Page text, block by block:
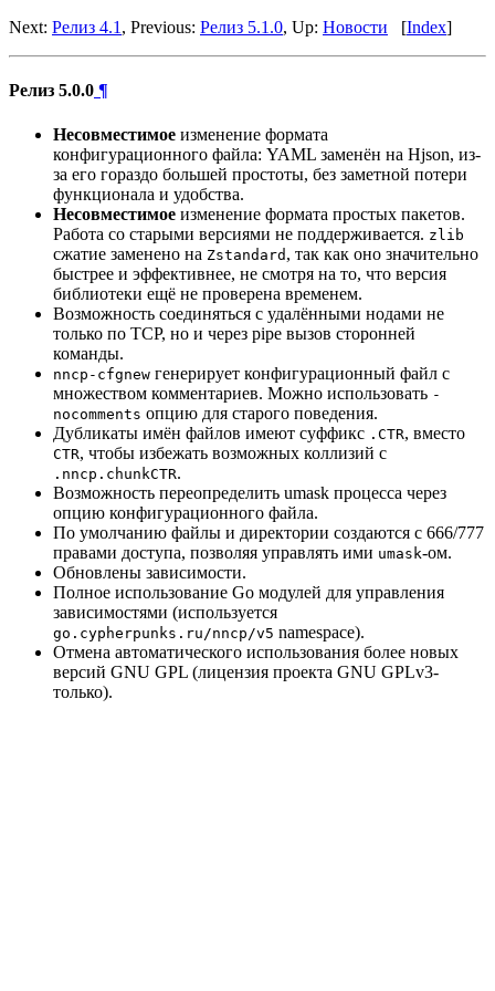
Next: Релиз 4.1 , Previous: Релиз 5.1.0, Up: Новости [Index]
Релиз 5.0.0 ¶
Несовместимое изменение формата
конфигурационного файла: YAML заменён на Hjson, из-
за его гораздо большей простоты, без заметной потери
функционала и удобства.
Несовместимое изменение формата простых пакетов.
Работа со старыми версиями не поддерживается. zlib
сжатие заменено на Zstandard , так как оно значительно
быстрее и эффективнее, не смотря на то, что версия
библиотеки ещё не проверена временем.
Возможность соединяться с удалёнными нодами не
только по TCP, но и через pipe вызов сторонней
команды.
nncp-cfgnew генерирует конфигурационный файл с
множеством комментариев. Можно использовать -
nocomments опцию для старого поведения.
Дубликаты имён файлов имеют суффикс .CTR, вместо
CTR, чтобы избежать возможных коллизий с
.nncp.chunkCTR.
Возможность переопределить umask процесса через
опцию конфигурационного файла.
По умолчанию файлы и директории создаются с 666/777
правами доступа, позволяя управлять ими umask-ом.
Обновлены зависимости.
Полное использование Go модулей для управления
зависимостями (используется
go.cypherpunks.ru/nncp/v5 namespace).
Отмена автоматического использования более новых
версий GNU GPL (лицензия проекта GNU GPLv3-
только).